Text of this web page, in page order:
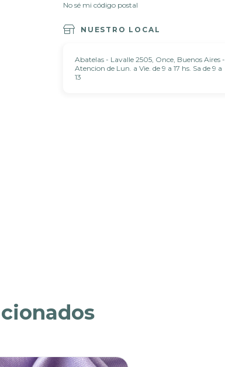
No sé mi código postal
NUESTRO LOCAL
Abatelas - Lavalle 2505, Once, Buenos Aires -
Atencion de Lun. a Vie. de 9 a 17 hs. Sa de 9 a
13